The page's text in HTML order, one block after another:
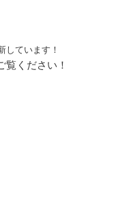
ています！
ください！